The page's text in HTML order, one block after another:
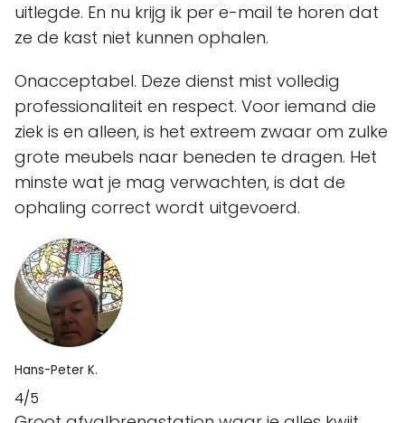
uitlegde. En nu krijg ik per e-mail te horen dat
ze de kast niet kunnen ophalen.
Onacceptabel. Deze dienst mist volledig
professionaliteit en respect. Voor iemand die
ziek is en alleen, is het extreem zwaar om zulke
grote meubels naar beneden te dragen. Het
minste wat je mag verwachten, is dat de
ophaling correct wordt uitgevoerd.
Hans-Peter K.
4/5